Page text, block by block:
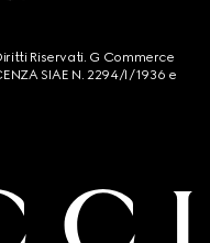
Riservati. G Commerce
SIAE N. 2294/I/1936 e